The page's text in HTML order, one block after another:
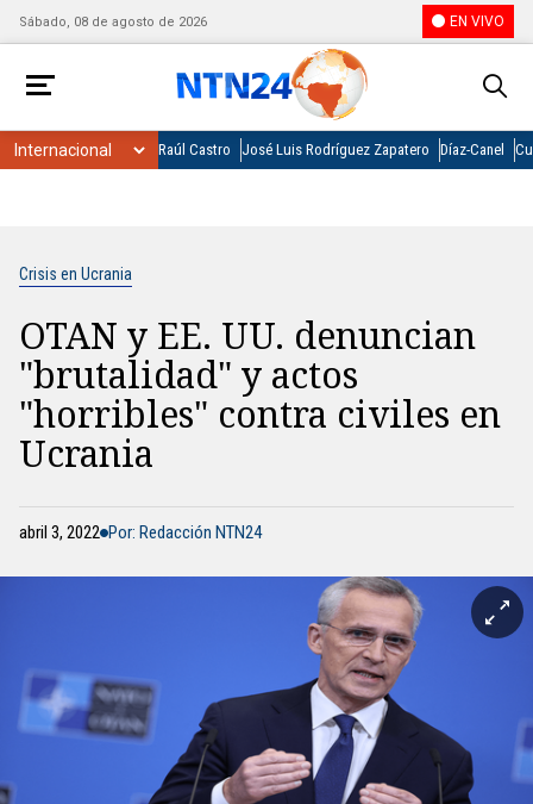
Sábado, 08 de agosto de 2026 EN VIVO
Raúl Castro José Luis Rodríguez Zapatero Díaz-Canel
Crisis en Ucrania
OTAN y EE. UU. denuncian
"brutalidad" y actos
"horribles" contra civiles en
Ucrania
abril 3, 2022 Por: Redacción NTN24